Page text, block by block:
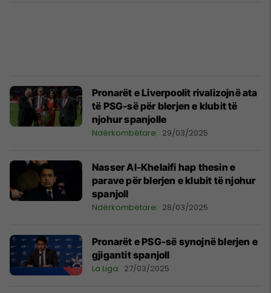
Pronarët e Liverpoolit rivalizojnë ata
të PSG-së për blerjen e klubit të
njohur spanjolle
Ndërkombëtare 29/03/2025
Nasser Al-Khelaifi hap thesin e
parave për blerjen e klubit të njohur
spanjoll
Ndërkombëtare 28/03/2025
Pronarët e PSG-së synojnë blerjen e
gjigantit spanjoll
La Liga 27/03/2025